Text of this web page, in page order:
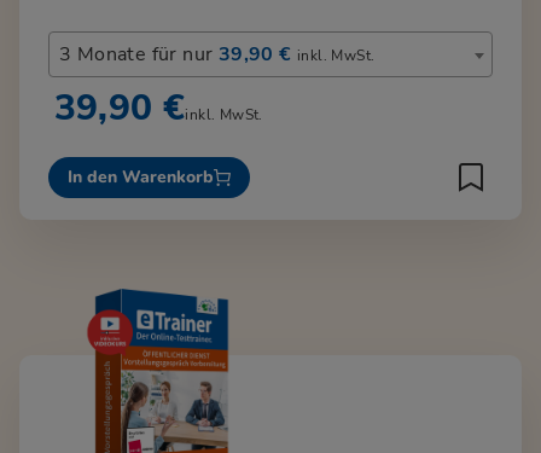
3 Monate für nur 39,90 € inkl. MwSt.
39,90 €inkl. MwSt.
In den Warenkorb